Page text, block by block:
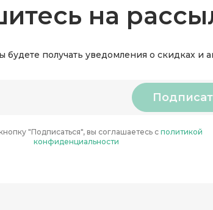
на
будете получать уведомления о скидках и
"Подписаться", вы соглашаетесь с политикой
конфиденциальности